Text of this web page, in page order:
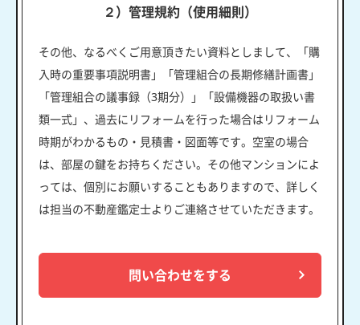
２）管理規約（使用細則）
その他、なるべくご用意頂きたい資料としまして、「購
入時の重要事項説明書」「管理組合の長期修繕計画書」
「管理組合の議事録（3期分）」「設備機器の取扱い書
類一式」、過去にリフォームを行った場合はリフォーム
時期がわかるもの・見積書・図面等です。空室の場合
は、部屋の鍵をお持ちください。その他マンションによ
っては、個別にお願いすることもありますので、詳しく
は担当の不動産鑑定士よりご連絡させていただきます。
問い合わせをする